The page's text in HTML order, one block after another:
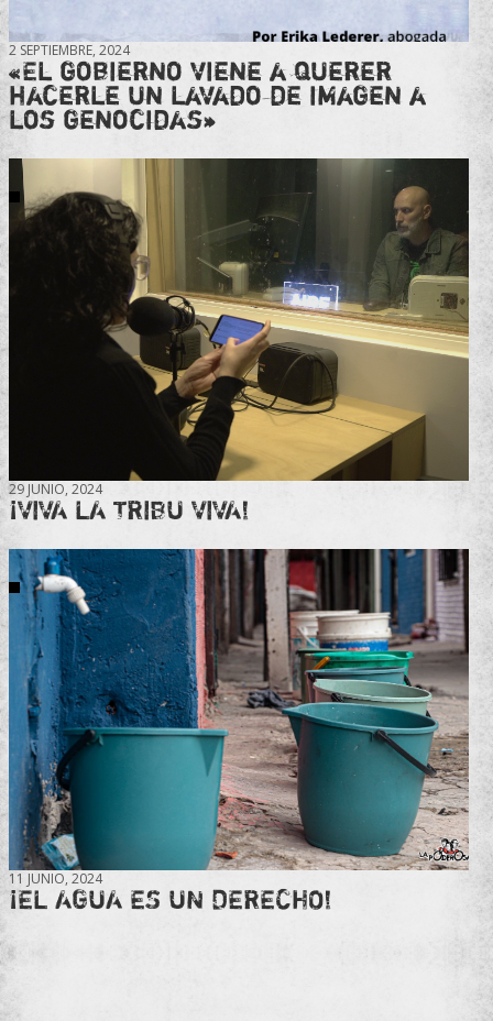
2 SEPTIEMBRE, 2024
«El gobierno viene a querer
hacerle un lavado de imagen a
los genocidas»
29 JUNIO, 2024
¡VIVA LA TRIBU VIVA!
11 JUNIO, 2024
¡EL AGUA ES UN DERECHO!